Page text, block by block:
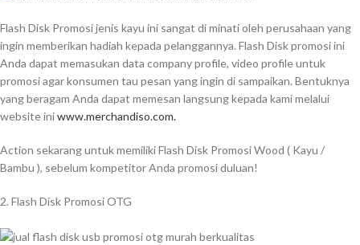
Flash Disk Promosi jenis kayu ini sangat di minati oleh perusahaan yang
ingin memberikan hadiah kepada pelanggannya. Flash Disk promosi ini
Anda dapat memasukan data company profile, video profile untuk
promosi agar konsumen tau pesan yang ingin di sampaikan. Bentuknya
yang beragam Anda dapat memesan langsung kepada kami melalui
website iniwww.merchandiso.com.
Action sekarang untuk memiliki Flash Disk Promosi Wood ( Kayu /
Bambu ), sebelum kompetitor Anda promosi duluan!
2. Flash Disk Promosi OTG